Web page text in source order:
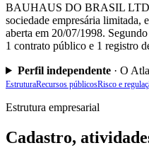
BAUHAUS DO BRASIL
sociedade empresária limitada,
aberta em 20/07/1998.
1 contrato público e 1 registro
Perfil independente· O
EstruturaRecursos públicosRisco e
Estrutura empresarial
Cadastro,